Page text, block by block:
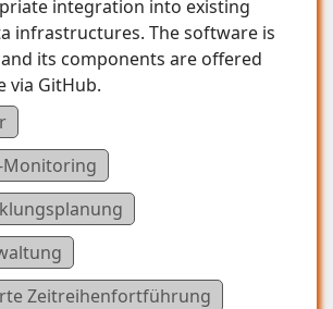
integration into existing
infrastructures. The software is
its components are offered
via GitHub.
Zeitreihenfortführung